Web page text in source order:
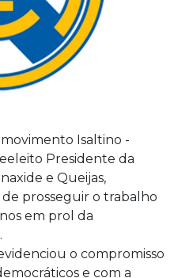
Isaltino -
Presidente da
e Queijas,
prosseguir o trabalho
em prol da
o compromisso
e com a